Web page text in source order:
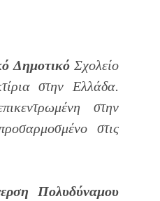
ΔημοτικόΣχολείο
στην Ελλάδα.
στην
στις
Πολυδύναμου